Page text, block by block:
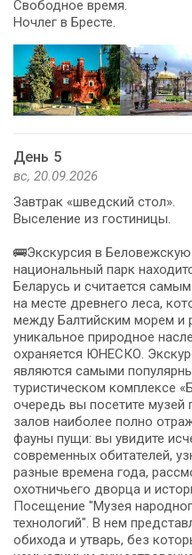
Свободное время.
Ночлег в Бресте.
День 5
вс, 20.09.2026
Завтрак «шведский стол».
Выселение из гостиницы.
🚌Экскурсия в
национальный парк
Беларусь и считается
на месте древнего леса,
между Балтийским морем и
уникальное природное
охраняется ЮНЕСКО.
являются самыми
туристическом комплексе
очередь вы посетите музей
залов наиболее полно
фауны пущи: вы увидите
современных обитателей,
разные времена года,
охотничьего дворца и
Посещение "Музея
технологий". В нем
обихода и утварь, без